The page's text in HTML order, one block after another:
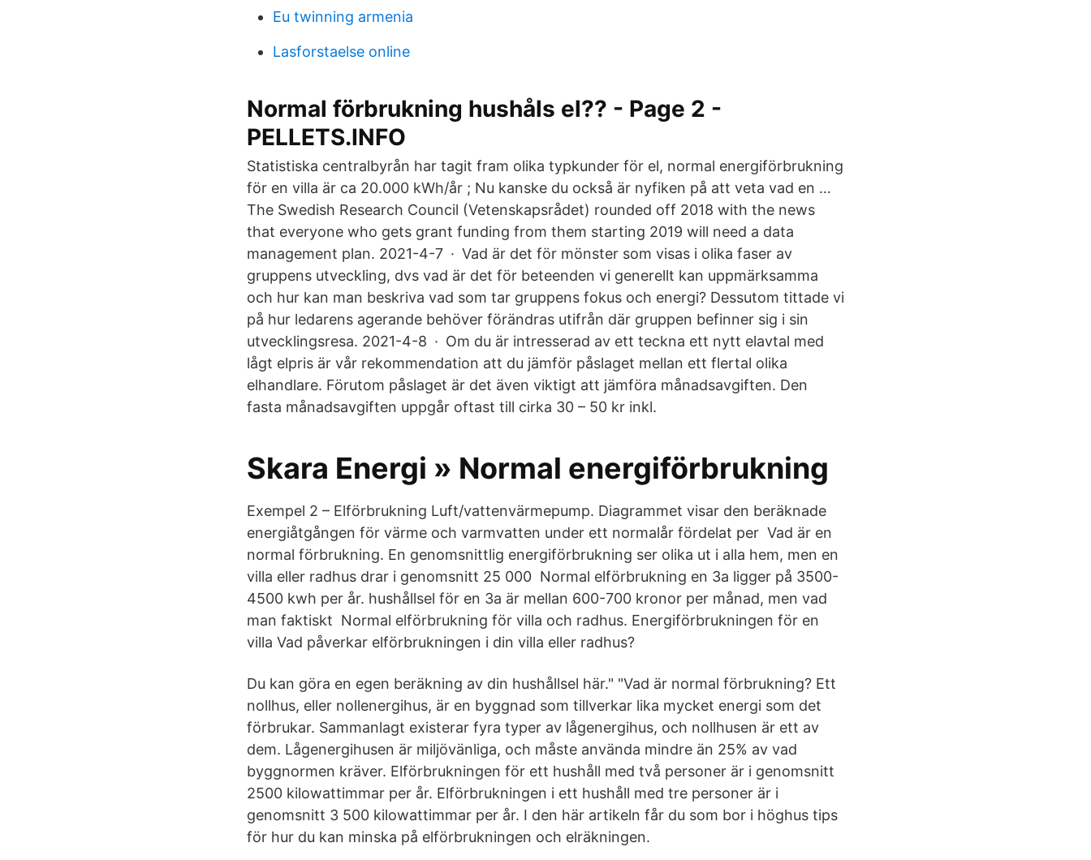
Eu twinning armenia
Lasforstaelse online
Normal förbrukning hushåls el?? - Page 2 -
PELLETS.INFO
Statistiska centralbyrån har tagit fram olika typkunder för el, normal energiförbrukning
för en villa är ca 20.000 kWh/år ; Nu kanske du också är nyfiken på att veta vad en …
The Swedish Research Council (Vetenskapsrådet) rounded off 2018 with the news
that everyone who gets grant funding from them starting 2019 will need a data
management plan. 2021-4-7 · Vad är det för mönster som visas i olika faser av
gruppens utveckling, dvs vad är det för beteenden vi generellt kan uppmärksamma
och hur kan man beskriva vad som tar gruppens fokus och energi? Dessutom tittade vi
på hur ledarens agerande behöver förändras utifrån där gruppen befinner sig i sin
utvecklingsresa. 2021-4-8 · Om du är intresserad av ett teckna ett nytt elavtal med
lågt elpris är vår rekommendation att du jämför påslaget mellan ett flertal olika
elhandlare. Förutom påslaget är det även viktigt att jämföra månadsavgiften. Den
fasta månadsavgiften uppgår oftast till cirka 30 – 50 kr inkl.
Skara Energi » Normal energiförbrukning
Exempel 2 – Elförbrukning Luft/vattenvärmepump. Diagrammet visar den beräknade
energiåtgången för värme och varmvatten under ett normalår fördelat per Vad är en
normal förbrukning. En genomsnittlig energiförbrukning ser olika ut i alla hem, men en
villa eller radhus drar i genomsnitt 25 000 Normal elförbrukning en 3a ligger på 3500-
4500 kwh per år. hushållsel för en 3a är mellan 600-700 kronor per månad, men vad
man faktiskt Normal elförbrukning för villa och radhus. Energiförbrukningen för en
villa Vad påverkar elförbrukningen i din villa eller radhus?
Du kan göra en egen beräkning av din hushållsel här." "Vad är normal förbrukning? Ett
nollhus, eller nollenergihus, är en byggnad som tillverkar lika mycket energi som det
förbrukar. Sammanlagt existerar fyra typer av lågenergihus, och nollhusen är ett av
dem. Lågenergihusen är miljövänliga, och måste använda mindre än 25% av vad
byggnormen kräver. Elförbrukningen för ett hushåll med två personer är i genomsnitt
2500 kilowattimmar per år. Elförbrukningen i ett hushåll med tre personer är i
genomsnitt 3 500 kilowattimmar per år. I den här artikeln får du som bor i höghus tips
för hur du kan minska på elförbrukningen och elräkningen.